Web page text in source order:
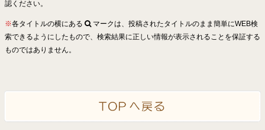
認ください。
※各タイトルの横にある
マークは、投稿されたタイトルのまま簡単にWEB検
索できるようにしたもので、検索結果に正しい情報が表示されることを保証する
ものではありません。